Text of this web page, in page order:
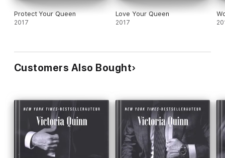
Protect Your Queen
2017
Love Your Queen
2017
Customers Also Bought